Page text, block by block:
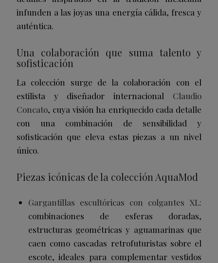
infunden a las joyas una energía cálida, fresca y
auténtica.
Una colaboración que suma talento y
sofisticación
La colección surge de la colaboración con el
estilista y diseñador internacional Claudio
Concato, cuya visión ha enriquecido cada detalle
con una combinación de sensibilidad y
sofisticación que eleva estas piezas a un nivel
único.
Piezas icónicas de la colección AquaMod
Gargantillas escultóricas con colgantes XL:
combinaciones de esferas doradas,
estructuras geométricas y aguamarinas que
caen como cascadas retrofuturistas sobre el
escote, ideales para complementar vestidos